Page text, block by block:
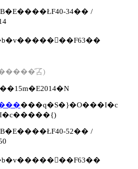
34�� /
叾)
���q�S�}�O���I�c
52�� /